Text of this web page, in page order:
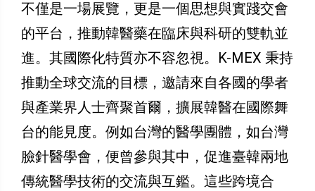
不僅是一場展覽，更是一個思想與實踐交會
的平台，推動韓醫藥在臨床與科研的雙軌並
進。其國際化特質亦不容忽視。K-MEX 秉持
推動全球交流的目標，邀請來自各國的學者
與產業界人士齊聚首爾，擴展韓醫在國際舞
台的能見度。例如台灣的醫學團體，如台灣
臉針醫學會，便曾參與其中，促進臺韓兩地
傳統醫學技術的交流與互鑑。這些跨境合